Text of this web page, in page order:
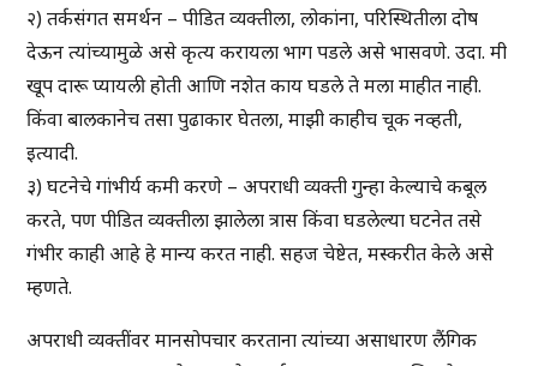
२) तर्कसंगत समर्थन – पीडित व्यक्तीला, लोकांना, परिस्थितीला दोष
देऊन त्यांच्यामुळे असे कृत्य करायला भाग पडले असे भासवणे. उदा. मी
खूप दारू प्यायली होती आणि नशेत काय घडले ते मला माहीत नाही.
किंवा बालकानेच तसा पुढाकार घेतला, माझी काहीच चूक नव्हती,
इत्यादी.
३) घटनेचे गांभीर्य कमी करणे – अपराधी व्यक्ती गुन्हा केल्याचे कबूल
करते, पण पीडित व्यक्तीला झालेला त्रास किंवा घडलेल्या घटनेत तसे
गंभीर काही आहे हे मान्य करत नाही. सहज चेष्टेत, मस्करीत केले असे
म्हणते.
अपराधी व्यक्तींवर मानसोपचार करताना त्यांच्या असाधारण लैंगिक